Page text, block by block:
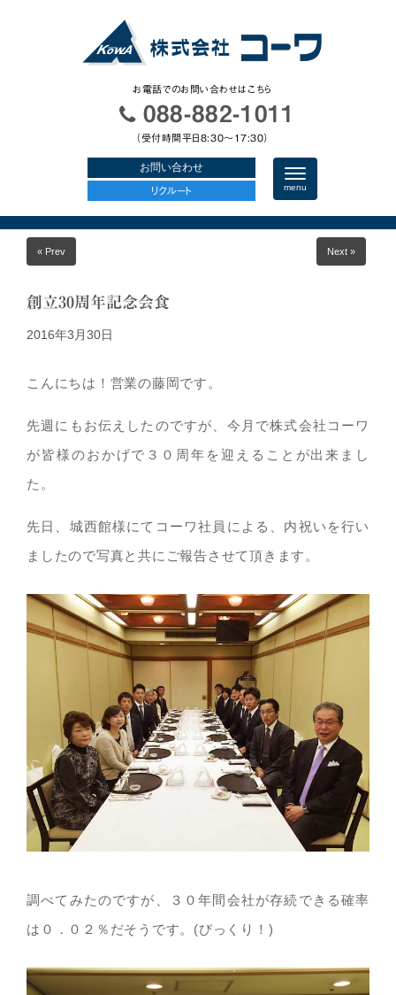
お電話でのお問い合わせはこちら
088-882-1011
（受付時間平日8:30〜17:30）
お問い合わせ
リクルート
N
a
v
i
g
menu
« Prev Next »
創立30周年記念会食
2016年3月30日
こんにちは！営業の藤岡です。
先週にもお伝えしたのですが、今月で株式会社コーワ
が皆様のおかげで３０周年を迎えることが出来まし
た。
先日、城西館様にてコーワ社員による、内祝いを行い
ましたので写真と共にご報告させて頂きます。
調べてみたのですが、３０年間会社が存続できる確率
は０．０２％だそうです。(びっくり！)